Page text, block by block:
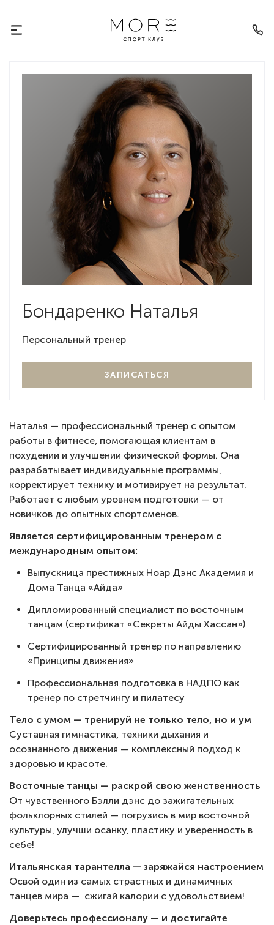
Бондаренко Наталья
Персональный тренер
ЗАПИСАТЬСЯ
Наталья — профессиональный тренер с опытом
работы в фитнесе, помогающая клиентам в
похудении и улучшении физической формы. Она
разрабатывает индивидуальные программы,
корректирует технику и мотивирует на результат.
Работает с любым уровнем подготовки — от
новичков до опытных спортсменов.
Является сертифицированным тренером с
международным опытом:
Выпускница престижных Ноар Дэнс Академия и
Дома Танца «Айда»
Дипломированный специалист по восточным
танцам (сертификат «Секреты Айды Хассан»)
Сертифицированный тренер по направлению
«Принципы движения»
Профессиональная подготовка в НАДПО как
тренер по стретчингу и пилатесу
Тело с умом — тренируй не только тело, но и ум
Суставная гимнастика, техники дыхания и
осознанного движения — комплексный подход к
здоровью и красоте.
Восточные танцы — раскрой свою женственность
От чувственного Бэлли дэнс до зажигательных
фольклорных стилей — погрузись в мир восточной
культуры, улучши осанку, пластику и уверенность в
себе!
Итальянская тарантелла — заряжайся настроением
Освой один из самых страстных и динамичных
танцев мира — сжигай калории с удовольствием!
Доверьтесь профессионалу — и достигайте